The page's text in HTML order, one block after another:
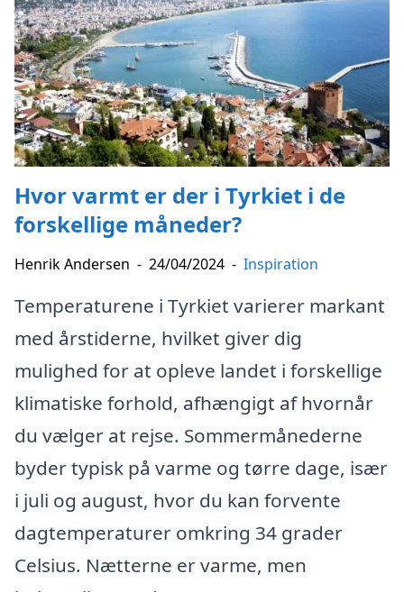
Hvor varmt er der i Tyrkiet i de
forskellige måneder?
Henrik Andersen - 24/04/2024 - Inspiration
Temperaturene i Tyrkiet varierer markant
med årstiderne, hvilket giver dig
mulighed for at opleve landet i forskellige
klimatiske forhold, afhængigt af hvornår
du vælger at rejse. Sommermånederne
byder typisk på varme og tørre dage, især
i juli og august, hvor du kan forvente
dagtemperaturer omkring 34 grader
Celsius. Nætterne er varme, men